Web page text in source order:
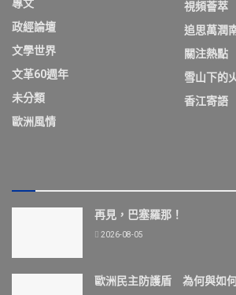
專文
政經論壇
文學世界
文革60週年
未分類
歐洲風情
視頻薈萃
追思萬潤
關注熱點
雪山下的
香江寄語
再見，巴塞羅那！
2026-08-05
歐洲民主防護盾 為何與如